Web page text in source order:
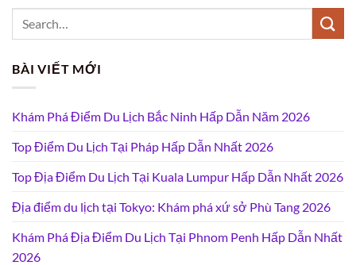
BÀI VIẾT MỚI
Khám Phá Điểm Du Lịch Bắc Ninh Hấp Dẫn Năm 2026
Top Điểm Du Lịch Tại Pháp Hấp Dẫn Nhất 2026
Top Địa Điểm Du Lịch Tại Kuala Lumpur Hấp Dẫn Nhất 2026
Địa điểm du lịch tại Tokyo: Khám phá xứ sở Phù Tang 2026
Khám Phá Địa Điểm Du Lịch Tại Phnom Penh Hấp Dẫn Nhất
2026